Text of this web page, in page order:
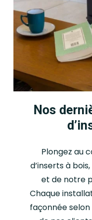
de
qui
en
les
Nos
Plongez au
d’inserts à
et de notre
Chaque
façonnée